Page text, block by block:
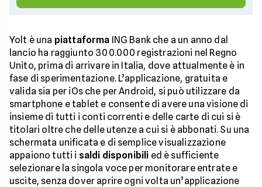
Yolt è una piattaforma ING Bank che a un anno dal
lancio ha raggiunto 300.000 registrazioni nel Regno
Unito, prima di arrivare in Italia, dove attualmente è in
fase di sperimentazione. L’applicazione, gratuita e
valida sia per iOs che per Android, si può utilizzare da
smartphone e tablet e consente di avere una visione di
insieme di tutti i conti correnti e delle carte di cui si è
titolari oltre che delle utenze a cui si è abbonati. Su una
schermata unificata e di semplice visualizzazione
appaiono tutti i saldi disponibili ed è sufficiente
selezionare la singola voce per monitorare entrate e
uscite, senza dover aprire ogni volta un’applicazione